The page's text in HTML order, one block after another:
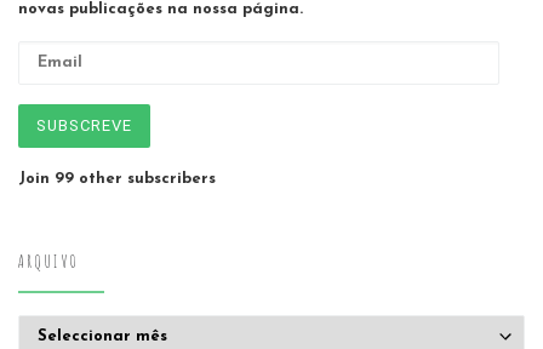
novas publicações na nossa página.
SUBSCREVE
Join 99 other subscribers
ARQUIVO